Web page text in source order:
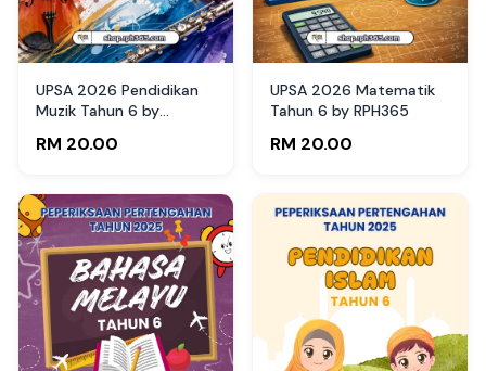
UPSA 2026 Pendidikan
Muzik Tahun 6 by
RM 20.00
UPSA 2026 Matematik
Tahun 6 by RPH365
RM 20.00